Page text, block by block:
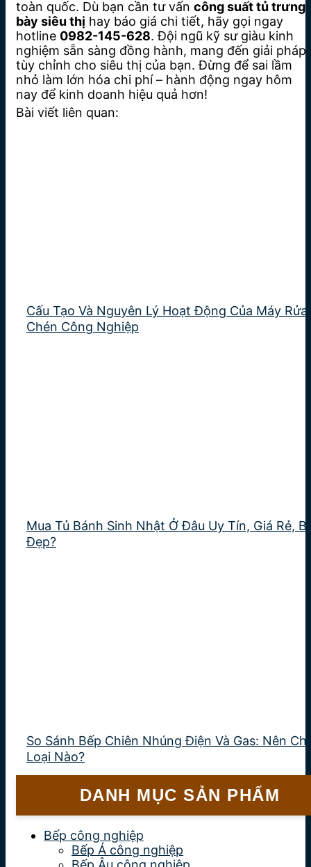
toàn quốc. Dù bạn cần tư vấn công suất tủ trưng
bày siêu thị hay báo giá chi tiết, hãy gọi ngay
hotline 0982-145-628. Đội ngũ kỹ sư giàu kinh
nghiệm sẵn sàng đồng hành, mang đến giải pháp
tùy chỉnh cho siêu thị của bạn. Đừng để sai lầm
nhỏ làm lớn hóa chi phí – hành động ngay hôm
nay để kinh doanh hiệu quả hơn!
Bài viết liên quan:
Cấu Tạo Và Nguyên Lý Hoạt Động Của Máy Rửa
Chén Công Nghiệp
Mua Tủ Bánh Sinh Nhật Ở Đâu Uy Tín, Giá Rẻ,
Đẹp?
So Sánh Bếp Chiên Nhúng Điện Và Gas: Nên
Loại Nào?
DANH MỤC SẢN PHẨM
Bếp công nghiệp
Bếp Á công nghiệp